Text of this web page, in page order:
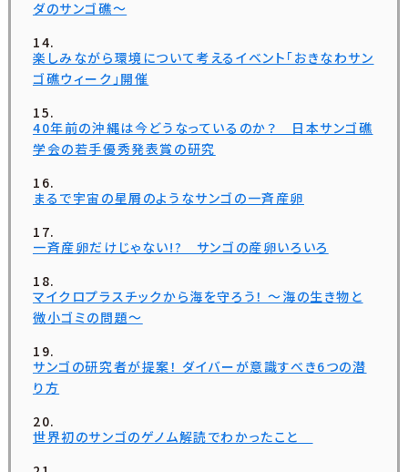
ダのサンゴ礁～
楽しみながら環境について考えるイベント「おきなわサン
ゴ礁ウィーク」開催
40年前の沖縄は今どうなっているのか？ 日本サンゴ礁
学会の若手優秀発表賞の研究
まるで宇宙の星屑のようなサンゴの一斉産卵
一斉産卵だけじゃない!? サンゴの産卵いろいろ
マイクロプラスチックから海を守ろう！ ～海の生き物と
微小ゴミの問題～
サンゴの研究者が提案！ ダイバーが意識すべき6つの潜
り方
世界初のサンゴのゲノム解読でわかったこと